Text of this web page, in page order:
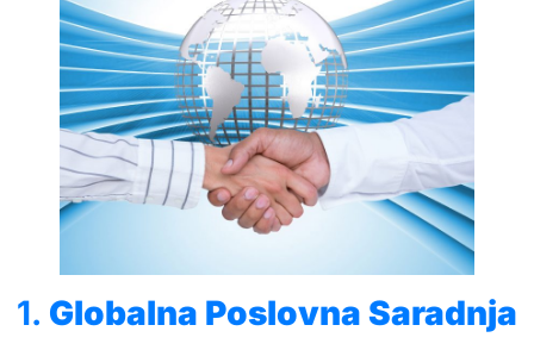
1. Globalna Poslovna Saradnja